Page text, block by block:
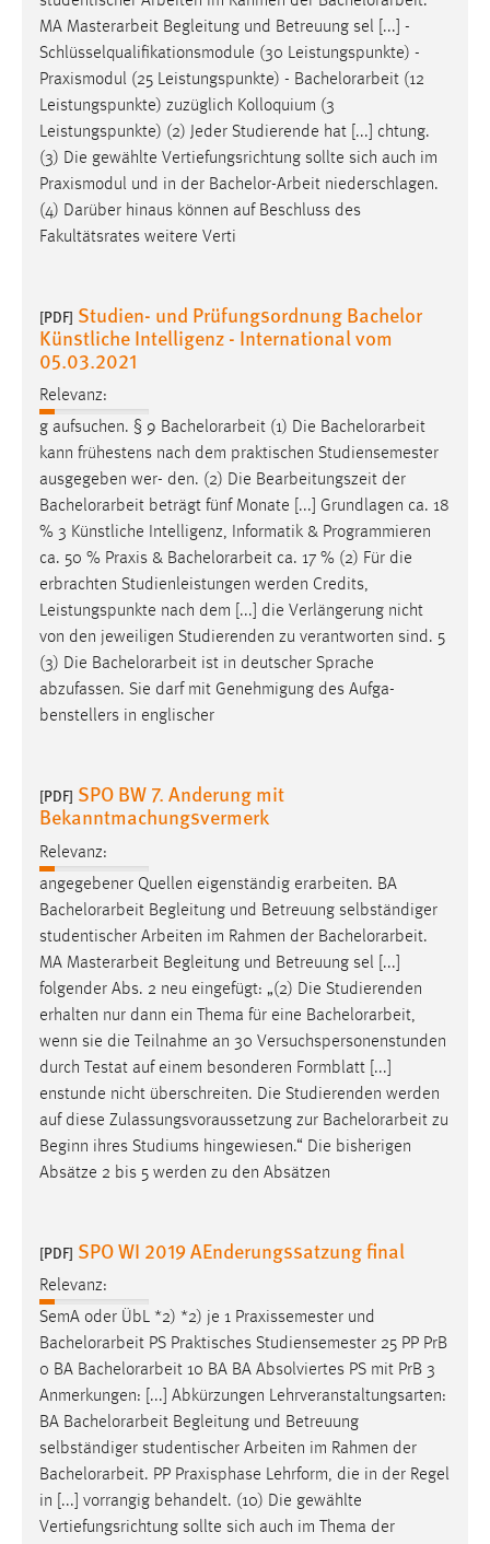
MA Masterarbeit Begleitung und Betreuung sel [...] -
Schlüsselqualifikationsmodule (30 Leistungspunkte) -
Praxismodul (25 Leistungspunkte) - Bachelorarbeit (12
Leistungspunkte) zuzüglich Kolloquium (3
Leistungspunkte) (2) Jeder Studierende hat [...] chtung.
(3) Die gewählte Vertiefungsrichtung sollte sich auch im
Praxismodul und in der Bachelor-Arbeit niederschlagen.
(4) Darüber hinaus können auf Beschluss des
Fakultätsrates weitere Verti
[PDF] Studien- und Prüfungsordnung Bachelor
Künstliche Intelligenz - International vom
05.03.2021
Relevanz:
g aufsuchen. § 9 Bachelorarbeit (1) Die Bachelorarbeit
kann frühestens nach dem praktischen Studiensemester
ausgegeben wer- den. (2) Die Bearbeitungszeit der
Bachelorarbeit beträgt fünf Monate [...] Grundlagen ca. 18
% 3 Künstliche Intelligenz, Informatik & Programmieren
ca. 50 % Praxis & Bachelorarbeit ca. 17 % (2) Für die
erbrachten Studienleistungen werden Credits,
Leistungspunkte nach dem [...] die Verlängerung nicht
von den jeweiligen Studierenden zu verantworten sind. 5
(3) Die Bachelorarbeit ist in deutscher Sprache
abzufassen. Sie darf mit Genehmigung des Aufga-
benstellers in englischer
[PDF] SPO BW 7. Anderung mit
Bekanntmachungsvermerk
Relevanz:
angegebener Quellen eigenständig erarbeiten. BA
Bachelorarbeit Begleitung und Betreuung selbständiger
studentischer Arbeiten im Rahmen der Bachelorarbeit.
MA Masterarbeit Begleitung und Betreuung sel [...]
folgender Abs. 2 neu eingefügt: „(2) Die Studierenden
erhalten nur dann ein Thema für eine Bachelorarbeit,
wenn sie die Teilnahme an 30 Versuchspersonenstunden
durch Testat auf einem besonderen Formblatt [...]
enstunde nicht überschreiten. Die Studierenden werden
auf diese Zulassungsvoraussetzung zur Bachelorarbeit zu
Beginn ihres Studiums hingewiesen.“ Die bisherigen
Absätze 2 bis 5 werden zu den Absätzen
[PDF] SPO WI 2019 AEnderungssatzung final
Relevanz:
SemA oder ÜbL *2) *2) je 1 Praxissemester und
Bachelorarbeit PS Praktisches Studiensemester 25 PP PrB
0 BA Bachelorarbeit 10 BA BA Absolviertes PS mit PrB 3
Anmerkungen: [...] Abkürzungen Lehrveranstaltungsarten:
BA Bachelorarbeit Begleitung und Betreuung
selbständiger studentischer Arbeiten im Rahmen der
Bachelorarbeit. PP Praxisphase Lehrform, die in der Regel
in [...] vorrangig behandelt. (10) Die gewählte
Vertiefungsrichtung sollte sich auch im Thema der
EXTERNE MEDIEN
Um Inhalte von Videoplattformen und Social Media
Plattformen anzeigen zu können, werden von diesen
externen Medien Cookies gesetzt.
YouTube
Vimeo